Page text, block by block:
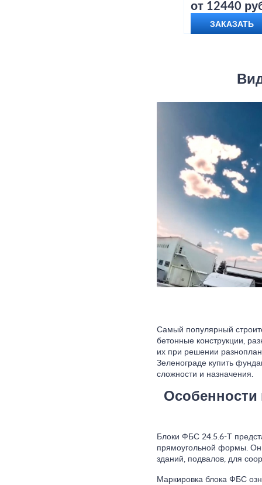
от 12440
ЗАКАЗАТЬ
Самый популярный
бетонные конструкции,
их при решении
Зеленограде купить
сложности и назначения.
Блоки ФБС 24.5.6-Т
прямоугольной формы.
зданий, подвалов, для
Маркировка блока ФБС